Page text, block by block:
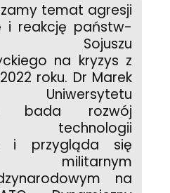
temat agresji
i reakcję państw-
Sojuszu
na kryzys z
roku. Dr Marek
bada rozwój
technologii
i przygląda się
militarnym
na